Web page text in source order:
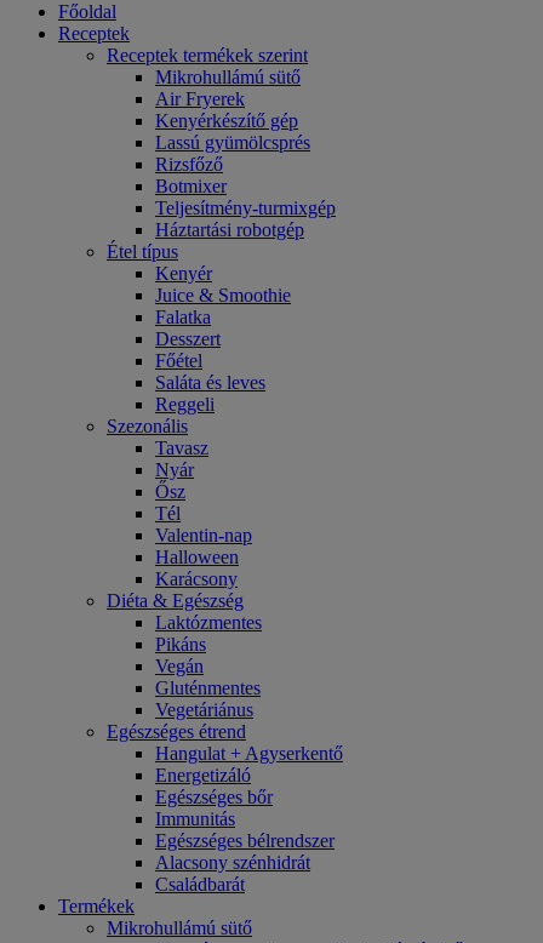
Főoldal
Receptek
Receptek termékek szerint
Mikrohullámú sütő
Air Fryerek
Kenyérkészítő gép
Lassú gyümölcsprés
Rizsfőző
Botmixer
Teljesítmény-turmixgép
Háztartási robotgép
Étel típus
Kenyér
Juice & Smoothie
Falatka
Desszert
Főétel
Saláta és leves
Reggeli
Szezonális
Tavasz
Nyár
Ősz
Tél
Valentin-nap
Halloween
Karácsony
Diéta & Egészség
Laktózmentes
Pikáns
Vegán
Gluténmentes
Vegetáriánus
Egészséges étrend
Hangulat + Agyserkentő
Energetizáló
Egészséges bőr
Immunitás
Egészséges bélrendszer
Alacsony szénhidrát
Családbarát
Termékek
Mikrohullámú sütő